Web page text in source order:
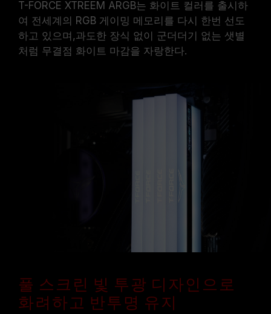
T-FORCE XTREEM ARGB는 화이트 컬러를 출시하
여 전세계의 RGB 게이밍 메모리를 다시 한번 선도
하고 있으며,과도한 장식 없이 군더더기 없는 샛별
처럼 무결점 화이트 마감을 자랑한다.
풀 스크린 빛 투광 디자인으로
화려하고 반투명 유지